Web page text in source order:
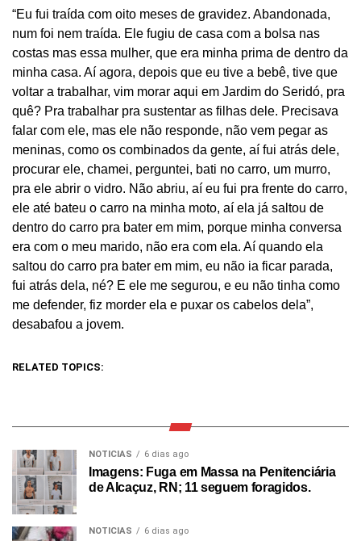
“Eu fui traída com oito meses de gravidez. Abandonada,
num foi nem traída. Ele fugiu de casa com a bolsa nas
costas mas essa mulher, que era minha prima de dentro da
minha casa. Aí agora, depois que eu tive a bebê, tive que
voltar a trabalhar, vim morar aqui em Jardim do Seridó, pra
quê? Pra trabalhar pra sustentar as filhas dele. Precisava
falar com ele, mas ele não responde, não vem pegar as
meninas, como os combinados da gente, aí fui atrás dele,
procurar ele, chamei, perguntei, bati no carro, um murro,
pra ele abrir o vidro. Não abriu, aí eu fui pra frente do carro,
ele até bateu o carro na minha moto, aí ela já saltou de
dentro do carro pra bater em mim, porque minha conversa
era com o meu marido, não era com ela. Aí quando ela
saltou do carro pra bater em mim, eu não ia ficar parada,
fui atrás dela, né? E ele me segurou, e eu não tinha como
me defender, fiz morder ela e puxar os cabelos dela”,
desabafou a jovem.
RELATED TOPICS:
NOTICIAS 6 dias ago
Imagens: Fuga em Massa na Penitenciária
de Alcaçuz, RN; 11 seguem foragidos.
NOTICIAS 6 dias ago